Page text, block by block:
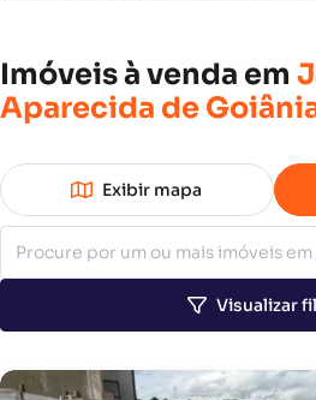
Imóveisà venda em
Aparecida de
Exibir mapa
Visualizar